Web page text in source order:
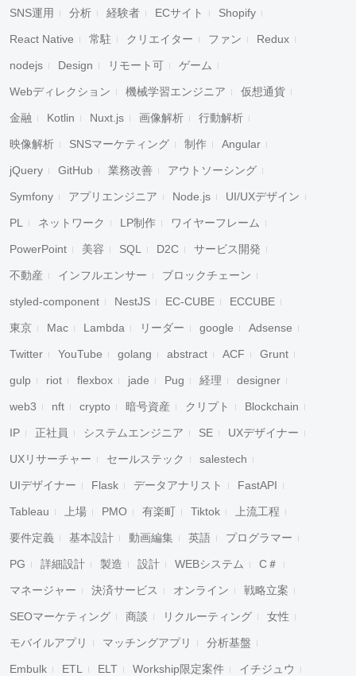
SNS運用 分析 経験者 ECサイト Shopify
React Native 常駐 クリエイター ファン Redux
nodejs Design リモート可 ゲーム
Webディレクション 機械学習エンジニア 仮想通貨
金融 Kotlin Nuxt.js 画像解析 行動解析
映像解析 SNSマーケティング 制作 Angular
jQuery GitHub 業務改善 アウトソーシング
Symfony アプリエンジニア Node.js UI/UXデザイン
PL ネットワーク LP制作 ワイヤーフレーム
PowerPoint 美容 SQL D2C サービス開発
不動産 インフルエンサー ブロックチェーン
styled-component NestJS EC-CUBE ECCUBE
東京 Mac Lambda リーダー google Adsense
Twitter YouTube golang abstract ACF Grunt
gulp riot flexbox jade Pug 経理 designer
web3 nft crypto 暗号資産 クリプト Blockchain
IP 正社員 システムエンジニア SE UXデザイナー
UXリサーチャー セールステック salestech
UIデザイナー Flask データアナリスト FastAPI
Tableau 上場 PMO 有楽町 Tiktok 上流工程
要件定義 基本設計 動画編集 英語 プログラマー
PG 詳細設計 製造 設計 WEBシステム C＃
マネージャー 決済サービス オンライン 戦略立案
SEOマーケティング 商談 リクルーティング 女性
モバイルアプリ マッチングアプリ 分析基盤
Embulk ETL ELT Workship限定案件 イチジュウ